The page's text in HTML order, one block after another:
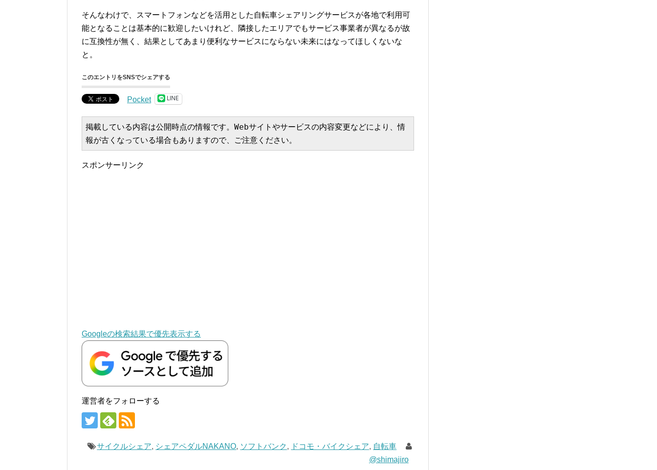
そんなわけで、スマートフォンなどを活用とした自転車シェアリングサービスが各地で利用可
能となることは基本的に歓迎したいけれど、隣接したエリアでもサービス事業者が異なるが故
に互換性が無く、結果としてあまり便利なサービスにならない未来にはなってほしくないな
と。
このエントリをSNSでシェアする
Pocket LINE
掲載している内容は公開時点の情報です。Webサイトやサービスの内容変更などにより、情
報が古くなっている場合もありますので、ご注意ください。
スポンサーリンク
Googleの検索結果で優先表示する
運営者をフォローする
サイクルシェア, シェアペダルNAKANO, ソフトバンク , ドコモ・バイクシェア, 自転車
@shimajiro